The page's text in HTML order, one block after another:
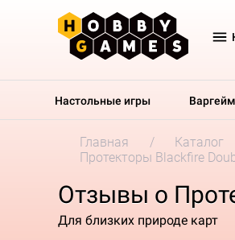
Настольные игры
Главная Каталог
Протекторы Blackfire
Отзывы о
Для близких природе карт